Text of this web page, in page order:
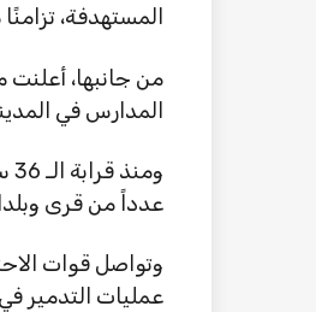
المستهدفة،
من جانبها، أعلنت
المدارس في
عدداً من قرى
عمليات التدمير